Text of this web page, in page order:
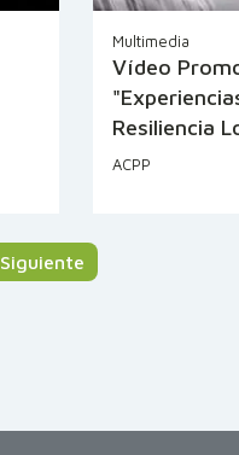
Multimedia
Vídeo
Resiliencia
ACPP
Siguiente